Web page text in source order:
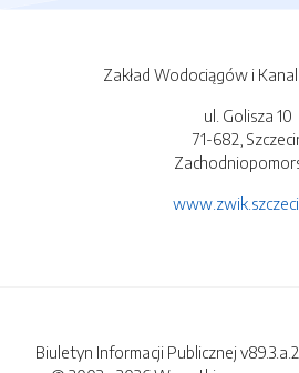
Zakład Wodociągów i
ul. Golisza 10
71-682,
Biuletyn Informacji Publicznej v89.3.a.2